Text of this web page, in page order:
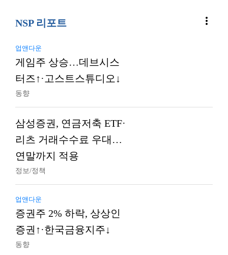
NSP 리포트 more_vert
업앤다운
게임주 상승…데브시스
터즈↑·고스트스튜디오↓
동향
삼성증권, 연금저축 ETF·
리츠 거래수수료 우대…
연말까지 적용
정보/정책
업앤다운
증권주 2% 하락, 상상인
증권↑·한국금융지주↓
동향